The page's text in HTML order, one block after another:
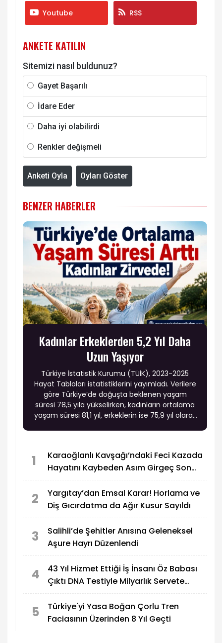
Youtube RSS
ANKETE KATILIN
Sitemizi nasıl buldunuz?
Gayet Başarılı
İdare Eder
Daha iyi olabilirdi
Renkler değişmeli
Anketi Oyla Oyları Göster
BENZER HABERLER
Kadınlar Erkeklerden 5,2 Yıl Daha
Uzun Yaşıyor
Türkiye İstatistik Kurumu (TÜİK), 2023-2025
Hayat Tabloları istatistiklerini yayımladı. Verilere
göre Türkiye’de doğuşta beklenen yaşam
süresi 78,5 yıla yükselirken, kadınların ortalama
yaşam süresi 81,1 yıl, erkeklerin ise 75,9 yıl olarak
1
Karaoğlanlı Kavşağı’ndaki Feci Kazada
Hayatını Kaybeden Asım Girgeç Son
2
Yargıtay’dan Emsal Karar! Horlama ve
Diş Gıcırdatma da Ağır Kusur Sayıldı
3
Salihli’de Şehitler Anısına Geleneksel
Aşure Hayrı Düzenlendi
4
43 Yıl Hizmet Ettiği İş İnsanı Öz Babası
Çıktı DNA Testiyle Milyarlık Servete
5
Türkiye'yi Yasa Boğan Çorlu Tren
Faciasının Üzerinden 8 Yıl Geçti